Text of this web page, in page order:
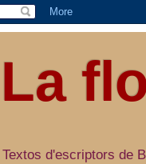
La
Textos d'escriptors de